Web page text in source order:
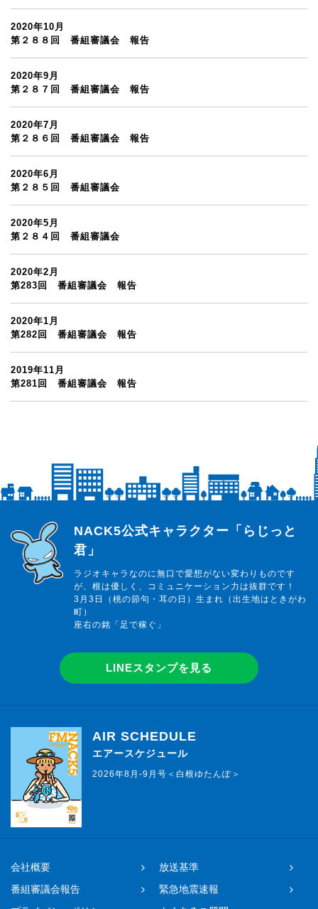
2020年10月
第２８８回 番組審議会 報告
2020年9月
第２８７回 番組審議会 報告
2020年7月
第２８６回 番組審議会 報告
2020年6月
第２８５回 番組審議会
2020年5月
第２８４回 番組審議会
2020年2月
第283回 番組審議会 報告
2020年1月
第282回 番組審議会 報告
2019年11月
第281回 番組審議会 報告
らじっと君
NACK5公式キャラクター「らじっと
君」
ラジオキャラなのに無口で愛想がない変わりものです
が、根は優しく、コミュニケーション力は抜群です！
3月3日（桃の節句・耳の日）生まれ（出生地はときがわ
町）
座右の銘「足で稼ぐ」
LINEスタンプを見る
AIR SCHEDULE
エアースケジュール
2026年8月-9月号＜白根ゆたんぽ＞
会社概要
放送基準
番組審議会報告
緊急地震速報